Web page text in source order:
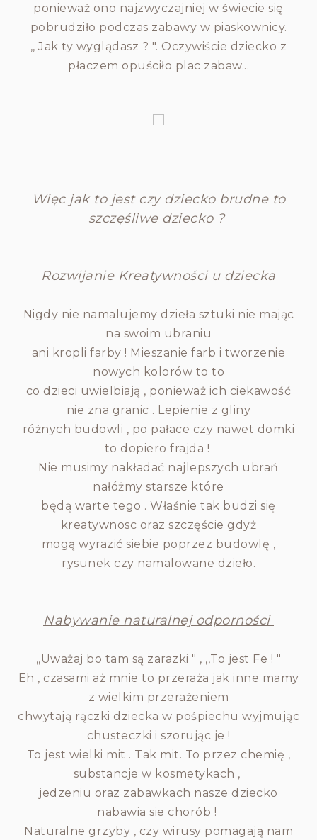
ponieważ ono najzwyczajniej w świecie się
pobrudziło podczas zabawy w piaskownicy.
,, Jak ty wyglądasz ? ". Oczywiście dziecko z
płaczem opuściło plac zabaw...
Więc jak to jest czy dziecko brudne to
szczęśliwe dziecko ?
Rozwijanie Kreatywności u dziecka
Nigdy nie namalujemy dzieła sztuki nie mając
na swoim ubraniu
ani kropli farby ! Mieszanie farb i tworzenie
nowych kolorów to to
co dzieci uwielbiają , ponieważ ich ciekawość
nie zna granic . Lepienie z gliny
różnych budowli , po pałace czy nawet domki
to dopiero frajda !
Nie musimy nakładać najlepszych ubrań
nałóżmy starsze które
będą warte tego . Właśnie tak budzi się
kreatywnosc oraz szczęście gdyż
mogą wyrazić siebie poprzez budowlę ,
rysunek czy namalowane dzieło.
Nabywanie naturalnej odporności
,,Uważaj bo tam są zarazki " , ,,To jest Fe ! "
Eh , czasami aż mnie to przeraża jak inne mamy
z wielkim przerażeniem
chwytają rączki dziecka w pośpiechu wyjmując
chusteczki i szorując je !
To jest wielki mit . Tak mit. To przez chemię ,
substancje w kosmetykach ,
jedzeniu oraz zabawkach nasze dziecko
nabawia sie chorób !
Naturalne grzyby , czy wirusy pomagają nam